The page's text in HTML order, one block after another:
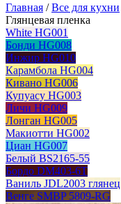
Главная /Все для кухни
Глянцевая пленка
White HG001
Бонди HG008
Инжир HG010
Карамбола HG004
Кивано HG006
Купуасу HG003
Личи HG009
Лонган HG005
Макиотти HG002
Циан HG007
Белый BS2165-55
Бордо DM403-6T
Ваниль JDL2003 глянец
Венге SMBP 5809-RG